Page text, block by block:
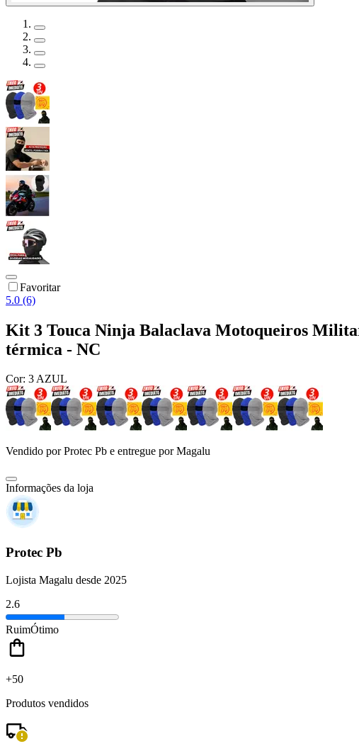
Favoritar
5.0 (6)
Kit 3 Touca Ninja Balaclava Motoqueiros
térmica - NC
Cor: 3 AZUL
Vendido porProtec Pb e entregue por Magalu
Informações da loja
Protec Pb
Lojista Magalu desde 2025
2.6
RuimÓtimo
+50
Produtos vendidos